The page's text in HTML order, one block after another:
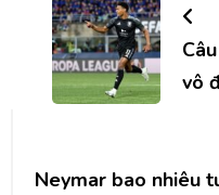
hướng
bài
viết
vô
Neymar bao nhiêu